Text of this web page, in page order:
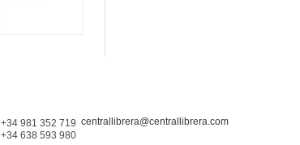
+34 981 352 719
+34 638 593 980
centrallibrera@centrallibrera.com